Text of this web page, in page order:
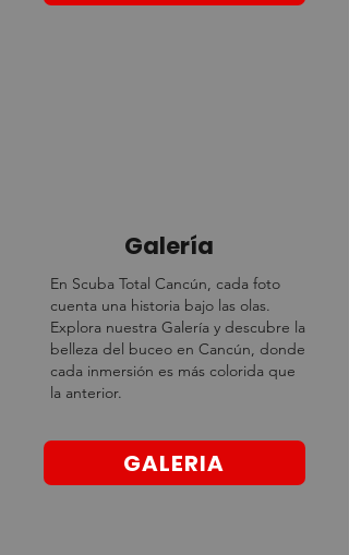
Galería
En Scuba Total Cancún, cada foto
cuenta una historia bajo las olas.
Explora nuestra Galería y descubre la
belleza del buceo en Cancún, donde
cada inmersión es más colorida que
la anterior.
GALERIA